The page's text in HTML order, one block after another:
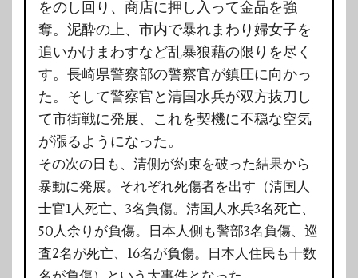
をのし回り、商店に押し入って金品を強
奪。泥酔の上、市内で暴れまわり婦女子を
追いかけまわすなど乱暴狼藉の限りを尽く
す。長崎県警察部の警察官が鎮圧に向かっ
た。そして警察官と清国水兵が双方抜刀し
て市街戦に発展、これを契機に不穏な空気
が漲るようになった。
その次の日も、清側が約束を破った結果から
暴動に発展。それぞれ死傷者を出す（清国人
士官1人死亡、3名負傷。清国人水兵3名死亡、
50人余りが負傷。日本人側も警部3名負傷、巡
査2名が死亡、16名が負傷。日本人住民も十数